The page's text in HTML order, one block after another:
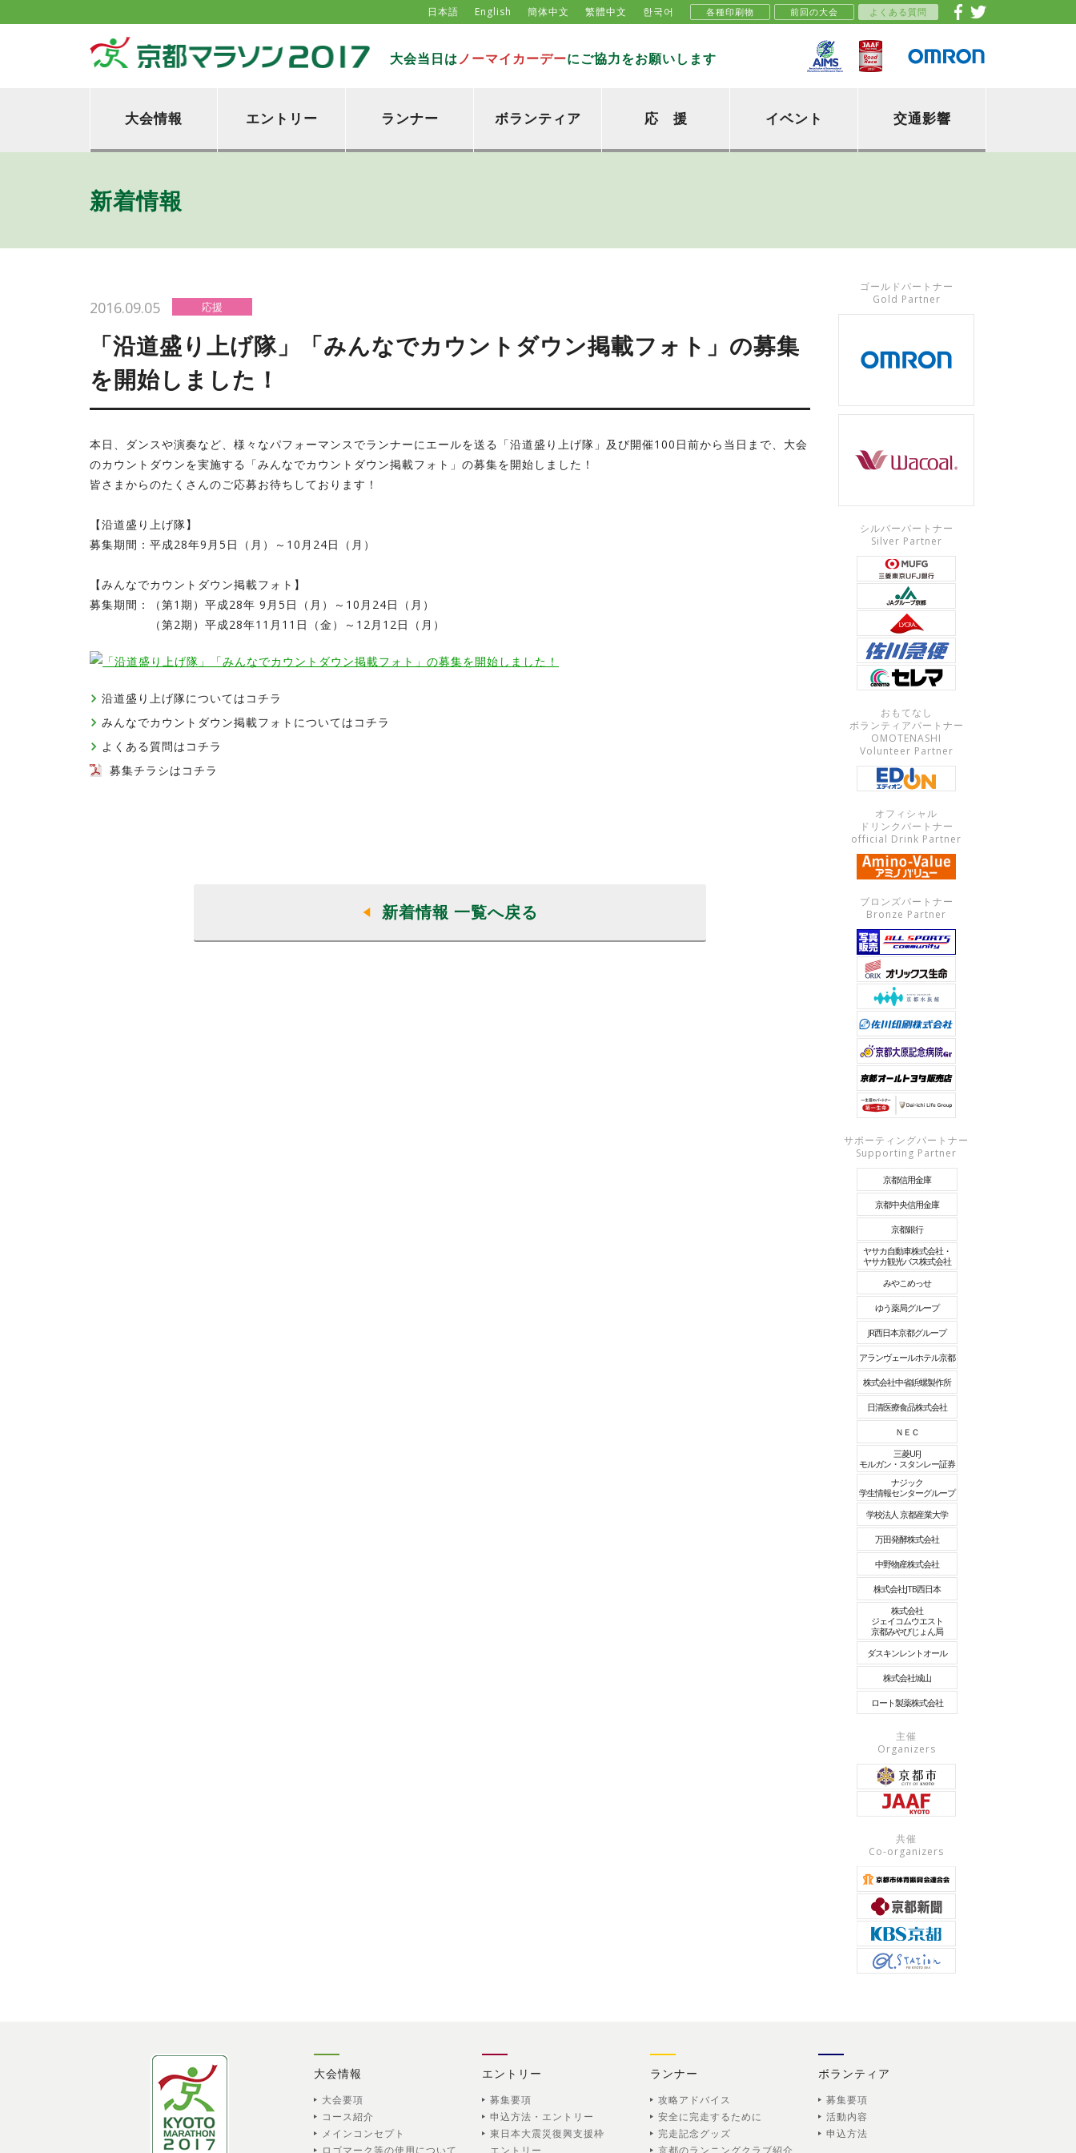
大会当日はノーマイカーデーにご協力をお願いします
各種印刷物 前回の大会 よくある質問
日本語 English 簡体中文 繁體中文 한국어
大会情報 エントリー ランナー ボランティア 応 援 イベント 交通影響
新着情報
2016.09.05 応援
「沿道盛り上げ隊」「みんなでカウントダウン掲載フォト」の募集
を開始しました！
本日、ダンスや演奏など、様々なパフォーマンスでランナーにエールを送る「沿道盛り上げ隊」及び開催100日前から当日まで、大会
のカウントダウンを実施する「みんなでカウントダウン掲載フォト」の募集を開始しました！
皆さまからのたくさんのご応募お待ちしております！
【沿道盛り上げ隊】
募集期間：平成28年9月5日（月）～10月24日（月）
【みんなでカウントダウン掲載フォト】
募集期間：（第1期）平成28年 9月5日（月）～10月24日（月）
（第2期）平成28年11月11日（金）～12月12日（月）
沿道盛り上げ隊についてはコチラ
みんなでカウントダウン掲載フォトについてはコチラ
よくある質問はコチラ
募集チラシはコチラ
新着情報 一覧へ戻る
ゴールドパートナー
Gold Partner
シルバーパートナー
Silver Partner
おもてなし
ボランティアパートナー
OMOTENASHI
Volunteer Partner
オフィシャル
ドリンクパートナー
official Drink Partner
ブロンズパートナー
Bronze Partner
サポーティングパートナー
Supporting Partner
京都信用金庫
京都中央信用金庫
京都銀行
ヤサカ自動車株式会社・
ヤサカ観光バス株式会社
みやこめっせ
ゆう薬局グループ
JR西日本京都グループ
アランヴェールホテル京都
株式会社中省鋲螺製作所
日清医療食品株式会社
ＮＥＣ
三菱UFJ
モルガン・スタンレー証券
ナジック
学生情報センターグループ
学校法人 京都産業大学
万田発酵株式会社
中野物産株式会社
株式会社JTB西日本
株式会社
ジェイコムウエスト
京都みやびじょん局
ダスキンレントオール
株式会社城山
ロート製薬株式会社
主催
Organizers
共催
Co-organizers
大会情報
大会要項
コース紹介
メインコンセプト
エントリー
募集要項
申込方法・エントリー
東日本大震災復興支援枠
ランナー
攻略アドバイス
安全に完走するために
完走記念グッズ
ボランティア
募集要項
活動内容
申込方法